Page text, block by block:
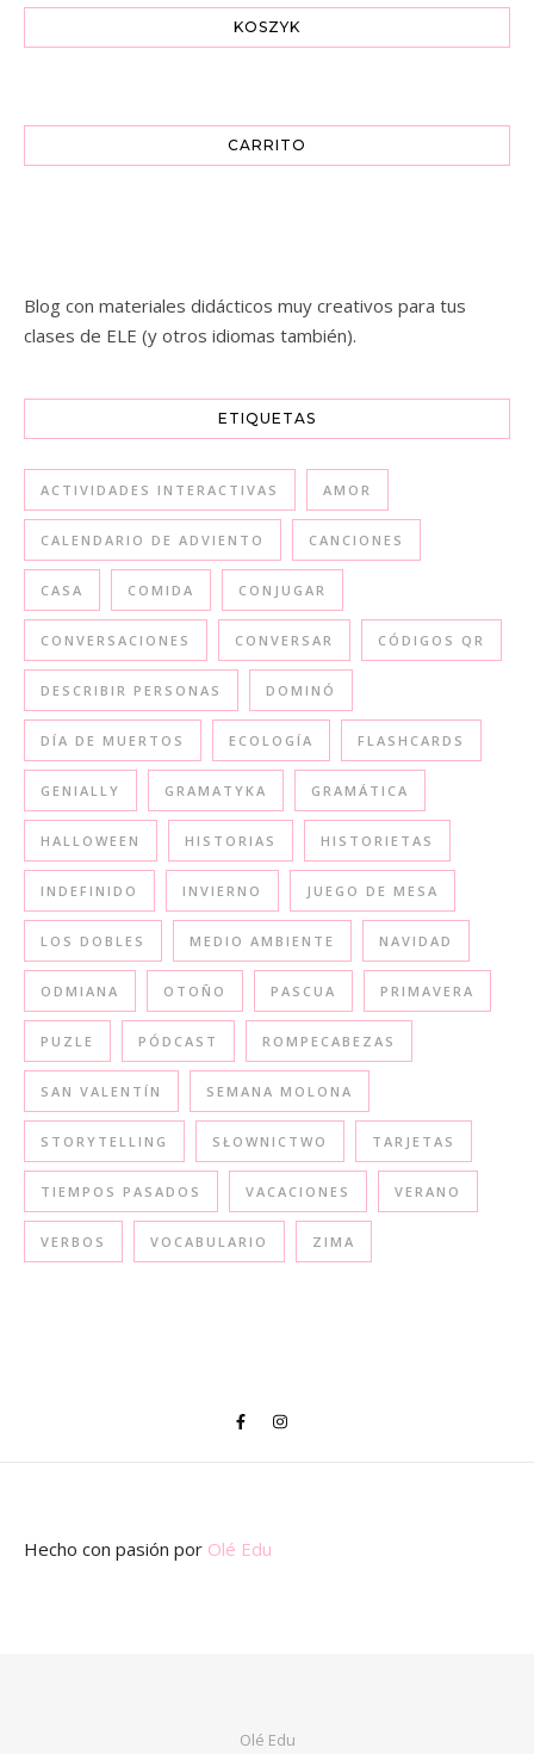
KOSZYK
CARRITO
Blog con materiales didácticos muy creativos para tus
clases de ELE (y otros idiomas también).
ETIQUETAS
ACTIVIDADES INTERACTIVAS AMOR
CALENDARIO DE ADVIENTO CANCIONES
CASA COMIDA CONJUGAR
CONVERSACIONES CONVERSAR CÓDIGOS QR
DESCRIBIR PERSONAS DOMINÓ
DÍA DE MUERTOS ECOLOGÍA FLASHCARDS
GENIALLY GRAMATYKA GRAMÁTICA
HALLOWEEN HISTORIAS HISTORIETAS
INDEFINIDO INVIERNO JUEGO DE MESA
LOS DOBLES MEDIO AMBIENTE NAVIDAD
ODMIANA OTOÑO PASCUA PRIMAVERA
PUZLE PÓDCAST ROMPECABEZAS
SAN VALENTÍN SEMANA MOLONA
STORYTELLING SŁOWNICTWO TARJETAS
TIEMPOS PASADOS VACACIONES VERANO
VERBOS VOCABULARIO ZIMA
Hecho con pasión por Olé Edu
Olé Edu